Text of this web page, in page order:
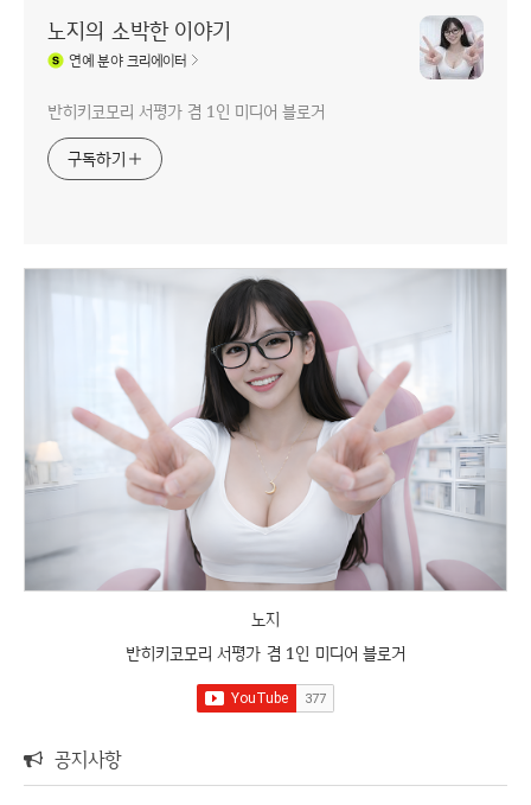
노지의 소박한 이야기
연예분야 크리에이터
반히키코모리 서평가 겸 1인 미디어 블로거
구독하기
노지
반히키코모리 서평가 겸 1인 미디어 블로거
공지사항